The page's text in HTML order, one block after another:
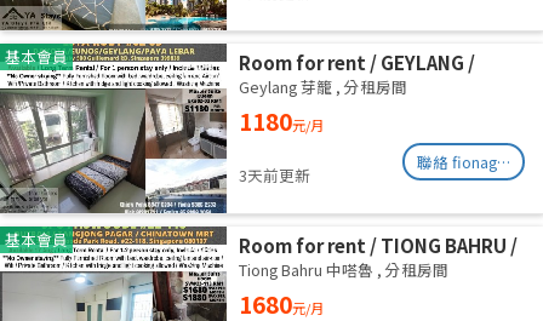
基本會員
Room for rent / GEYLANG /
Common room / 1pax stay /
Available Immediately
Geylang 芽籠 , 分租房間
1180元/月
3天前更新
聯絡 fionag@transinex.com.sg
基本會員
Room for rent / TIONG BAHRU /
Master room / 1pax stay /
Available 17 August
Tiong Bahru 中嗒魯 , 分租房間
1680元/月